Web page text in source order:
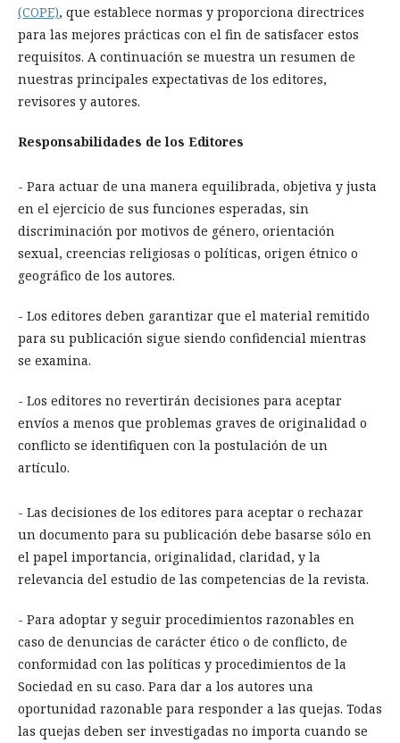
(COPE), que establece normas y proporciona directrices
para las mejores prácticas con el fin de satisfacer estos
requisitos. A continuación se muestra un resumen de
nuestras principales expectativas de los editores,
revisores y autores.
Responsabilidades de los Editores
- Para actuar de una manera equilibrada, objetiva y justa
en el ejercicio de sus funciones esperadas, sin
discriminación por motivos de género, orientación
sexual, creencias religiosas o políticas, origen étnico o
geográfico de los autores.
- Los editores deben garantizar que el material remitido
para su publicación sigue siendo confidencial mientras
se examina.
- Los editores no revertirán decisiones para aceptar
envíos a menos que problemas graves de originalidad o
conflicto se identifiquen con la postulación de un
artículo.
- Las decisiones de los editores para aceptar o rechazar
un documento para su publicación debe basarse sólo en
el papel importancia, originalidad, claridad, y la
relevancia del estudio de las competencias de la revista.
- Para adoptar y seguir procedimientos razonables en
caso de denuncias de carácter ético o de conflicto, de
conformidad con las políticas y procedimientos de la
Sociedad en su caso. Para dar a los autores una
oportunidad razonable para responder a las quejas. Todas
las quejas deben ser investigadas no importa cuando se